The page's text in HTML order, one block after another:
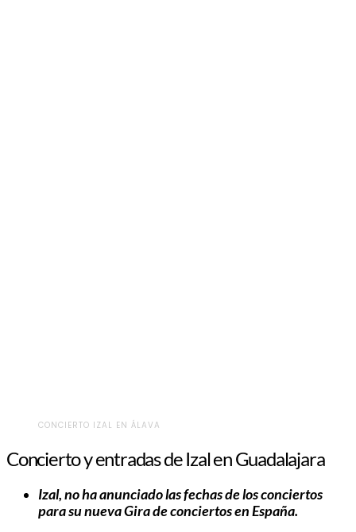
CONCIERTO IZAL EN ÁLAVA
Concierto y entradas de Izal en Guadalajara
Izal, no ha anunciado las fechas de los conciertos
para su nueva Gira de conciertos en España.